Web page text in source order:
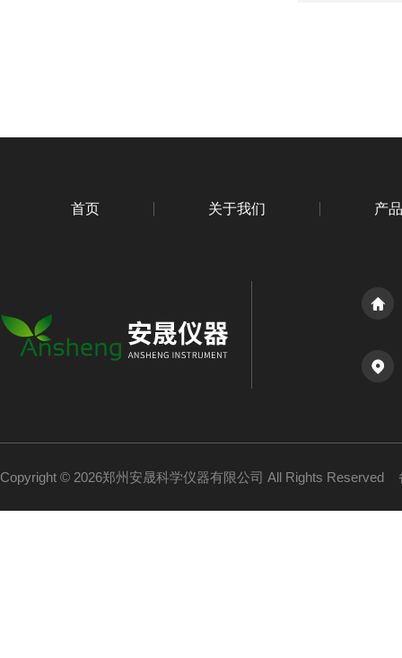
首页 关于我们 产
Copyright © 2026郑州安晟科学仪器有限公司 All Rights Reserved